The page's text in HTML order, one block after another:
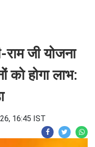
जी योजना
को होगा लाभ:
16:45 IST